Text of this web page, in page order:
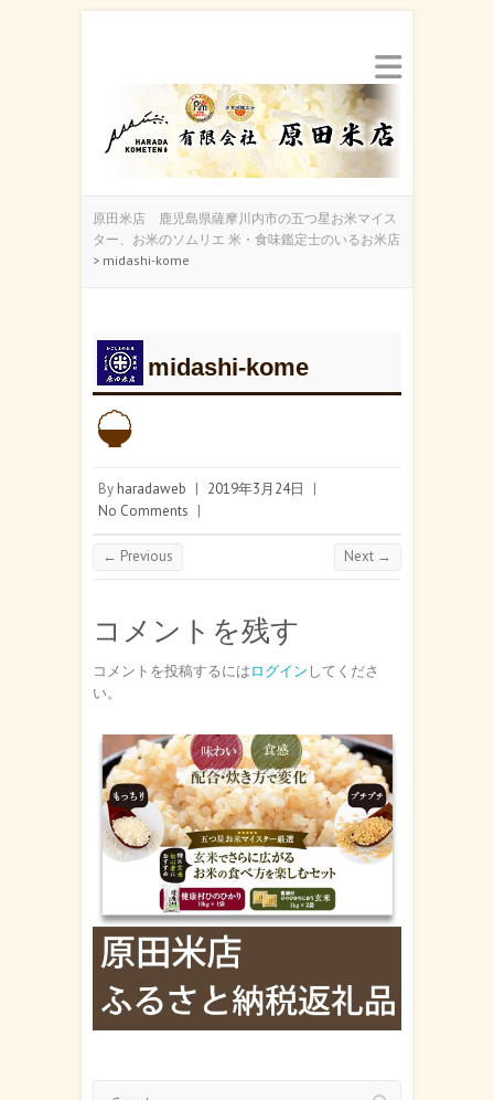
原田米店 鹿児島県薩摩川内市の五つ星お米マイス
ター、お米のソムリエ 米・食味鑑定士のいるお米店
> midashi-kome
midashi-kome
By haradaweb | 2019年3月24日
|
No Comments |
← Previous Next →
コメントを残す
コメントを投稿するにはログイン してくださ
い。